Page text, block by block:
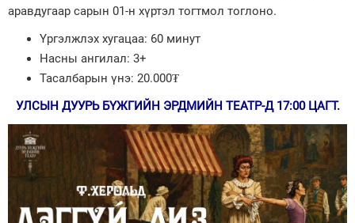
аравдугаар сарын 01-н хүртэл тогтмол тоглоно.
Үргэлжлэх хугацаа: 60 минут
Насны ангилал: 3+
Тасалбарын үнэ: 20.000₮
УЛСЫН ДУУРЬ БҮЖГИЙН ЭРДМИЙН ТЕАТР-Д 17:00 ЦАГТ.